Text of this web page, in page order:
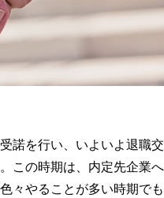
諾を行い、いよいよ退職
この時期は、内定先企業
々やることが多い時期で